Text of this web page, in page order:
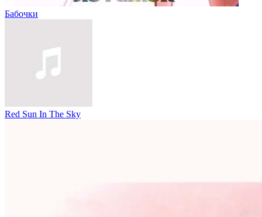
Бабочки
Red Sun In The Sky